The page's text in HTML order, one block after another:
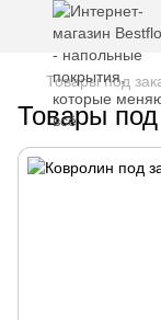
Товары под
Товары под